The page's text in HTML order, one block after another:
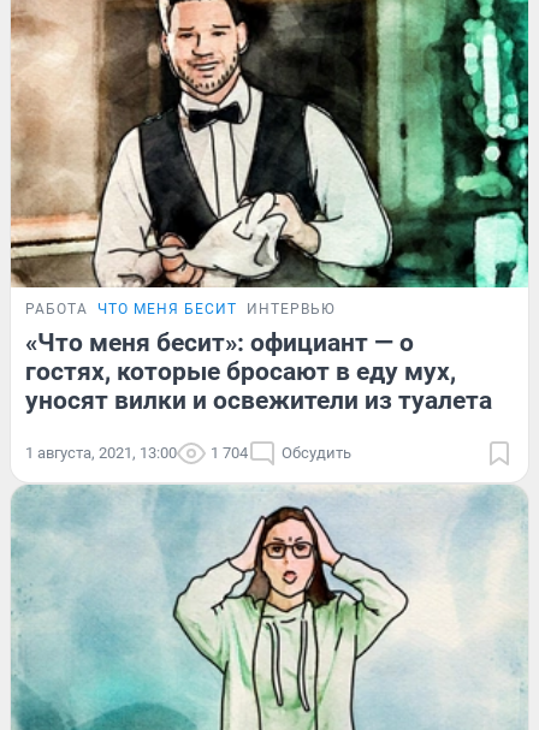
РАБОТА ЧТО МЕНЯ БЕСИТ ИНТЕРВЬЮ
«Что меня бесит»: официант — о
гостях, которые бросают в еду мух,
уносят вилки и освежители из туалета
1 августа, 2021, 13:00 1 704 Обсудить